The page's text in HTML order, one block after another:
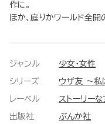
作に。
ほか、庭りかワールド全
ジャンル 少女・女性
シリーズ ウザ友 ～私
レーベル ストーリー
出版社 ぶんか社